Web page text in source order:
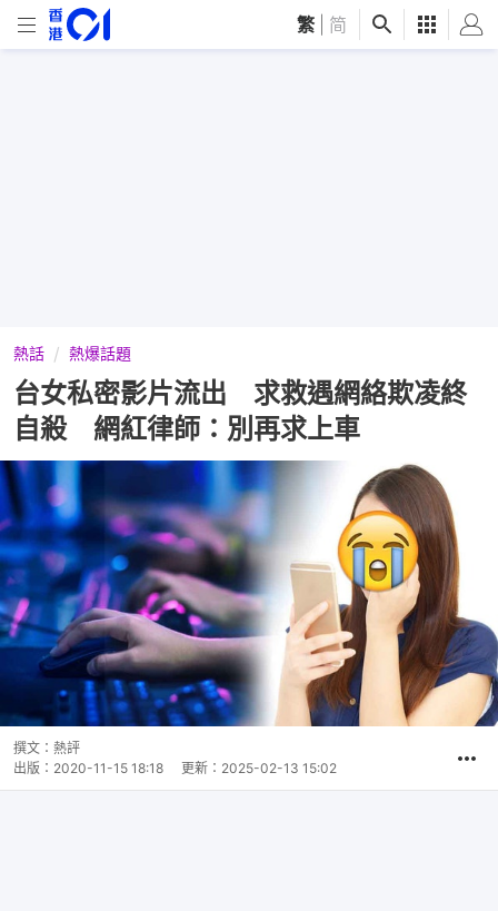
繁 简
熱話 熱爆話題
台女私密影片流出 求救遇網絡欺凌終
自殺 網紅律師：別再求上車
撰文： 熱評
出版： 2020-11-15 18:18 更新： 2025-02-13 15:02